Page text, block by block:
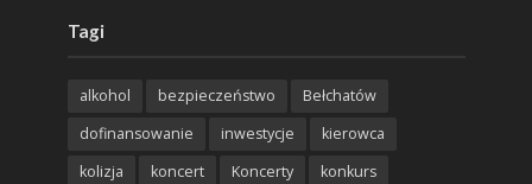
Tagi
alkohol bezpieczeństwo
Bełchatów
dofinansowanie
inwestycje
kierowca
kolizja
koncert Koncerty
konkurs